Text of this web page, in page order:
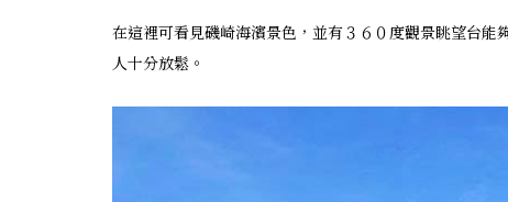
在這裡可看見磯崎海濱景色，並有３６０度觀景眺望台
人十分放鬆。